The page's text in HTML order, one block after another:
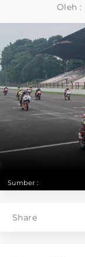
Oleh :
Sumber :
Share